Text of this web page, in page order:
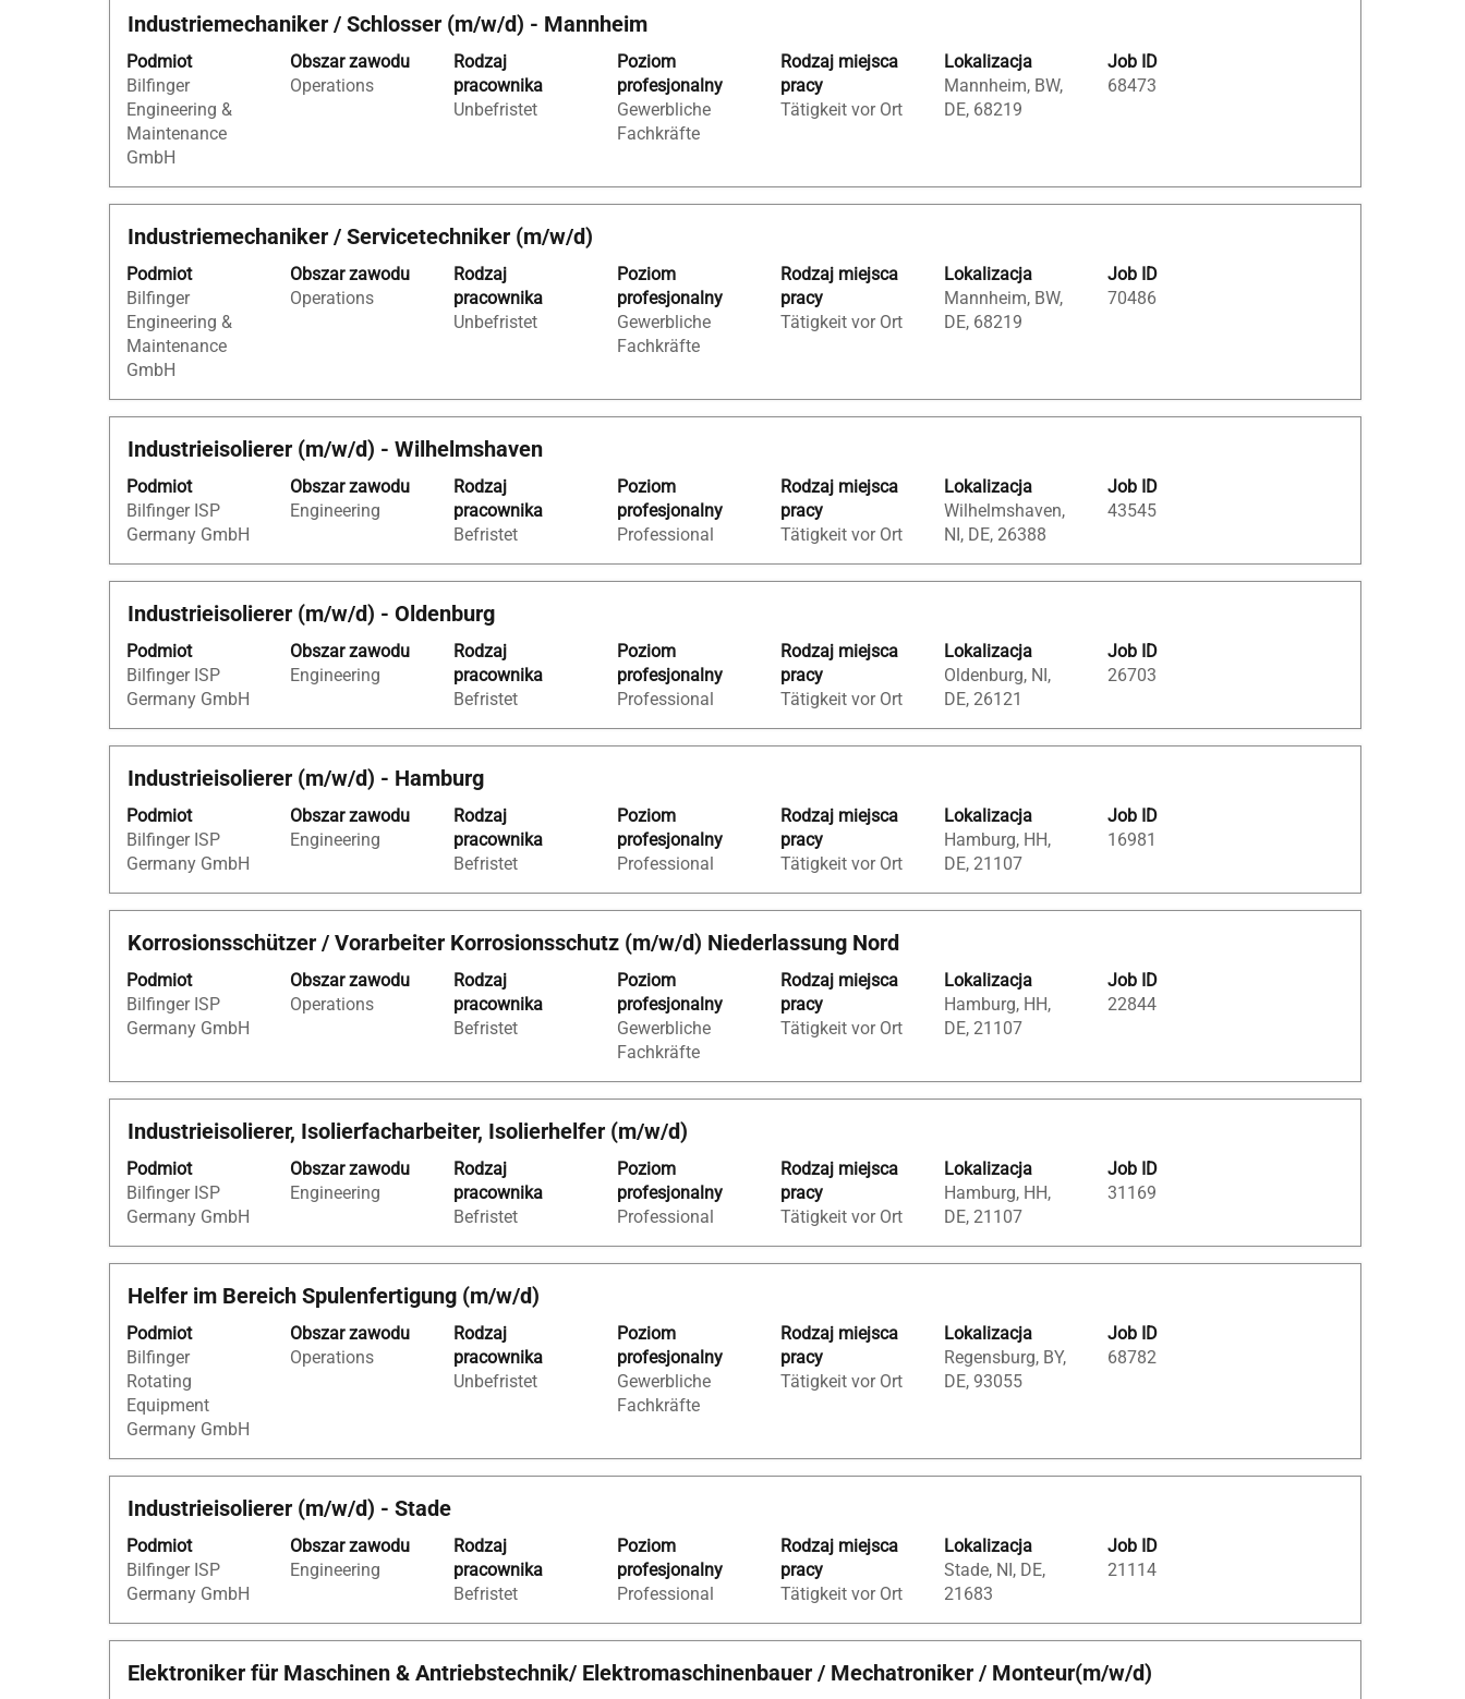
dla
Zerspanungstechnik
Österreich".
Wyświetlanie
od
do
aby
po
liście
pracy.
pełne
szczegóły
oferty
pracy.
Tytuł
Industriemechaniker / Schlosser (m/w/d) - Mannheim
Podmiot
Bilfinger
Engineering &
Maintenance
GmbH
Obszar zawodu
Operations
Rodzaj
pracownika
Unbefristet
Poziom
profesjonalny
Gewerbliche
Fachkräfte
Rodzaj miejsca
pracy
Tätigkeit vor Ort
Lokalizacja
Mannheim, BW,
DE, 68219
Job ID
68473
Zaznacz
pomocą
spacji,
aby
wyświetlić
pełną
treść
danych
oferty
Tytuł
Industriemechaniker / Servicetechniker (m/w/d)
Podmiot
Bilfinger
Engineering &
Maintenance
GmbH
Obszar zawodu
Operations
Rodzaj
pracownika
Unbefristet
Poziom
profesjonalny
Gewerbliche
Fachkräfte
Rodzaj miejsca
pracy
Tätigkeit vor Ort
Lokalizacja
Mannheim, BW,
DE, 68219
Job ID
70486
Zaznacz
pomocą
spacji,
aby
wyświetlić
pełną
treść
danych
oferty
Tytuł
Industrieisolierer (m/w/d) - Wilhelmshaven
Podmiot
Bilfinger ISP
Germany GmbH
Obszar zawodu
Engineering
Rodzaj
pracownika
Befristet
Poziom
profesjonalny
Professional
Rodzaj miejsca
pracy
Tätigkeit vor Ort
Lokalizacja
Wilhelmshaven,
NI, DE, 26388
Job ID
43545
Zaznacz
pomocą
spacji,
aby
wyświetlić
pełną
treść
oferty
pracy.
Tytuł
Industrieisolierer (m/w/d) - Oldenburg
Podmiot
Bilfinger ISP
Germany GmbH
Obszar zawodu
Engineering
Rodzaj
pracownika
Befristet
Poziom
profesjonalny
Professional
Rodzaj miejsca
pracy
Tätigkeit vor Ort
Lokalizacja
Oldenburg, NI,
DE, 26121
Job ID
26703
Zaznacz
pomocą
spacji,
aby
wyświetlić
pełną
treść
oferty
pracy.
Tytuł
Industrieisolierer (m/w/d) - Hamburg
Podmiot
Bilfinger ISP
Germany GmbH
Obszar zawodu
Engineering
Rodzaj
pracownika
Befristet
Poziom
profesjonalny
Professional
Rodzaj miejsca
pracy
Tätigkeit vor Ort
Lokalizacja
Hamburg, HH,
DE, 21107
Job ID
16981
Zaznacz
pomocą
spacji,
aby
wyświetlić
pełną
treść
oferty
pracy.
Tytuł
Korrosionsschützer / Vorarbeiter Korrosionsschutz (m/w/d) Niederlassung Nord
Podmiot
Bilfinger ISP
Germany GmbH
Obszar zawodu
Operations
Rodzaj
pracownika
Befristet
Poziom
profesjonalny
Gewerbliche
Fachkräfte
Rodzaj miejsca
pracy
Tätigkeit vor Ort
Lokalizacja
Hamburg, HH,
DE, 21107
Job ID
22844
Zaznacz
pomocą
spacji,
aby
pełną
treść
danych
pracy.
Tytuł
Industrieisolierer, Isolierfacharbeiter, Isolierhelfer (m/w/d)
Podmiot
Bilfinger ISP
Germany GmbH
Obszar zawodu
Engineering
Rodzaj
pracownika
Befristet
Poziom
profesjonalny
Professional
Rodzaj miejsca
pracy
Tätigkeit vor Ort
Lokalizacja
Hamburg, HH,
DE, 21107
Job ID
31169
Zaznacz
pomocą
spacji,
aby
wyświetlić
pełną
treść
oferty
pracy.
Tytuł
Helfer im Bereich Spulenfertigung (m/w/d)
Podmiot
Bilfinger
Rotating
Equipment
Germany GmbH
Obszar zawodu
Operations
Rodzaj
pracownika
Unbefristet
Poziom
profesjonalny
Gewerbliche
Fachkräfte
Rodzaj miejsca
pracy
Tätigkeit vor Ort
Lokalizacja
Regensburg, BY,
DE, 93055
Job ID
68782
Zaznacz
pomocą
spacji,
aby
wyświetlić
pełną
treść
danych
oferty
Tytuł
Industrieisolierer (m/w/d) - Stade
Podmiot
Bilfinger ISP
Germany GmbH
Obszar zawodu
Engineering
Rodzaj
pracownika
Befristet
Poziom
profesjonalny
Professional
Rodzaj miejsca
pracy
Tätigkeit vor Ort
Lokalizacja
Stade, NI, DE,
21683
Job ID
21114
Zaznacz
pomocą
spacji,
aby
wyświetlić
pełną
treść
Tytuł
Elektroniker für Maschinen & Antriebstechnik/ Elektromaschinenbauer / Mechatroniker / Monteur(m/w/d)
Zaznacz